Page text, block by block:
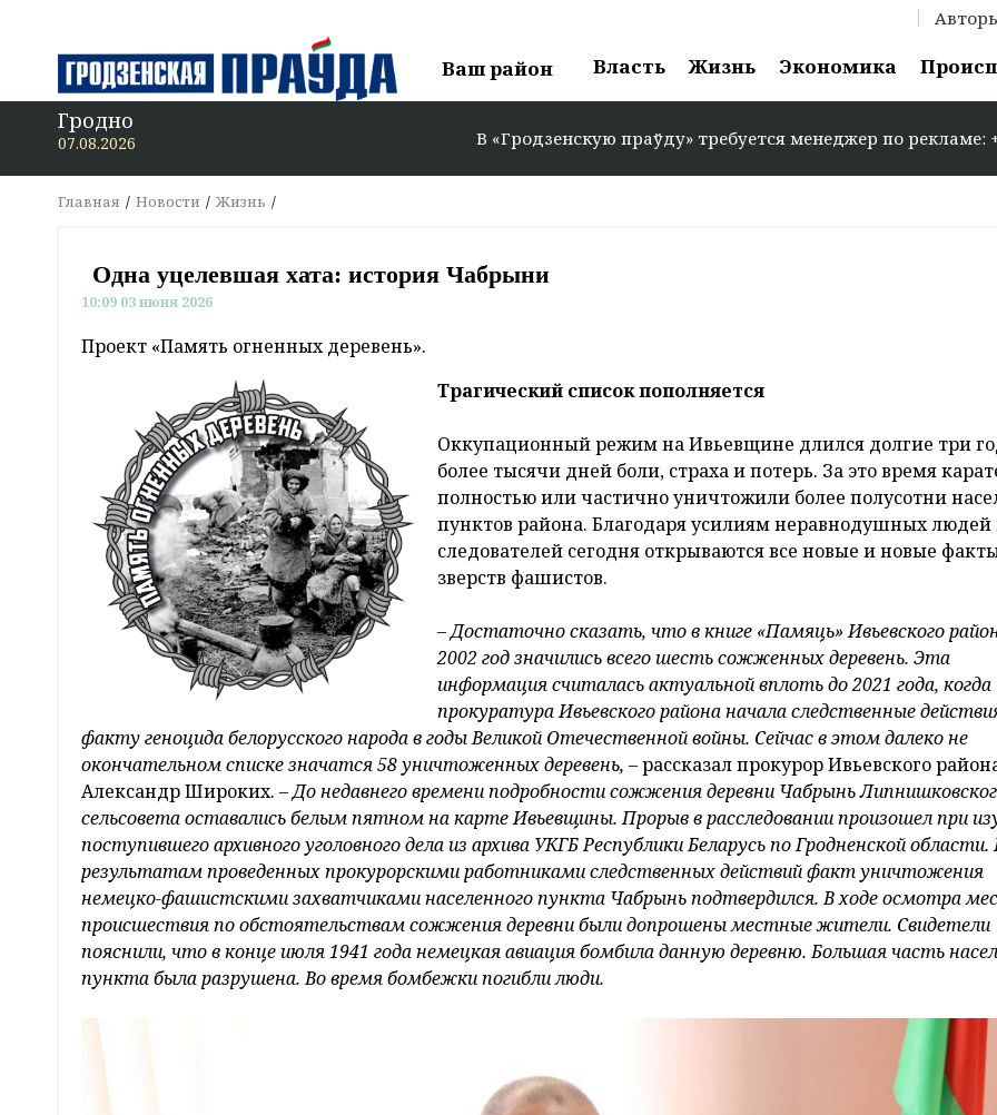
Ваш район Власть Жизнь Экономика
Гродно
07.08.2026 В «Гродзенскую праўду» требуется менеджер по рекламе: +375 29 583-
Главная Новости Жизнь
Одна уцелевшая хата: история Чабрыни
10:09 03 июня 2026
Проект «Память огненных деревень».
Трагический список пополняется
Оккупационный режим на Ивьевщине длился долгие три
более тысячи дней боли, страха и потерь. За это время
полностью или частично уничтожили более полусотни
пунктов района. Благодаря усилиям неравнодушных людей
следователей сегодня открываются все новые и новые
зверств фашистов.
– Достаточно сказать, что в книге «Памяць» Ивьевского
2002 год значились всего шесть сожженных деревень. Эта
информация считалась актуальной вплоть до 2021 года, когда
прокуратура Ивьевского района начала следственные
факту геноцида белорусского народа в годы Великой Отечественной войны. Сейчас в этом далеко не
окончательном списке значатся 58 уничтоженных деревень, –рассказал прокурор Ивьевского
Александр Широких. –До недавнего времени подробности сожжения деревни Чабрынь
сельсовета оставались белым пятном на карте Ивьевщины. Прорыв в расследовании произошел при
поступившего архивного уголовного дела из архива УКГБ Республики Беларусь по Гродненской
результатам проведенных прокурорскими работниками следственных действий факт уничтожения
немецко-фашистскими захватчиками населенного пункта Чабрынь подтвердился. В ходе осмотра
происшествия по обстоятельствам сожжения деревни были допрошены местные жители. Свидетели
пояснили, что в конце июля 1941 года немецкая авиация бомбила данную деревню. Большая часть
пункта была разрушена. Во время бомбежки погибли люди.